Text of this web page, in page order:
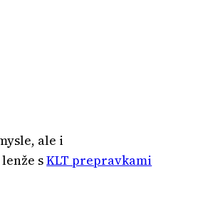
ale i
sKLT prepravkami